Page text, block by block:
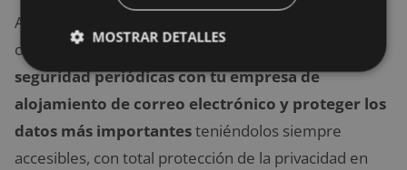
Además, para no perder los datos en caso de ataque
o problemas técnicos, puedes contratar
seguridad periódicas con tu empresa de
alojamiento de correo electrónico y proteger los
datos más importantesteniéndolos siempre
accesibles, con total protección de la privacidad en
MOSTRAR DETALLES